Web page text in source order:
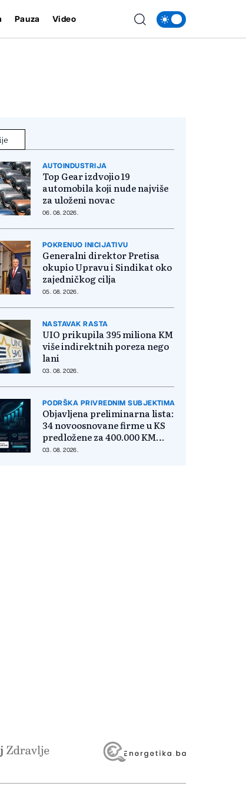
Pauza Video
AUTOINDUSTRIJA
Top Gear izdvojio 19
automobila koji nude najviše
za uloženi novac
06. 08. 2026.
POKRENUO INICIJATIVU
Generalni direktor Pretisa
okupio Upravu i Sindikat oko
zajedničkog cilja
05. 08. 2026.
NASTAVAK RASTA
UIO prikupila 395 miliona KM
više indirektnih poreza nego
lani
03. 08. 2026.
PODRŠKA PRIVREDNIM SUBJEKTIMA
Objavljena preliminarna lista:
34 novoosnovane firme u KS
predložene za 400.000 KM
poticaja
03. 08. 2026.